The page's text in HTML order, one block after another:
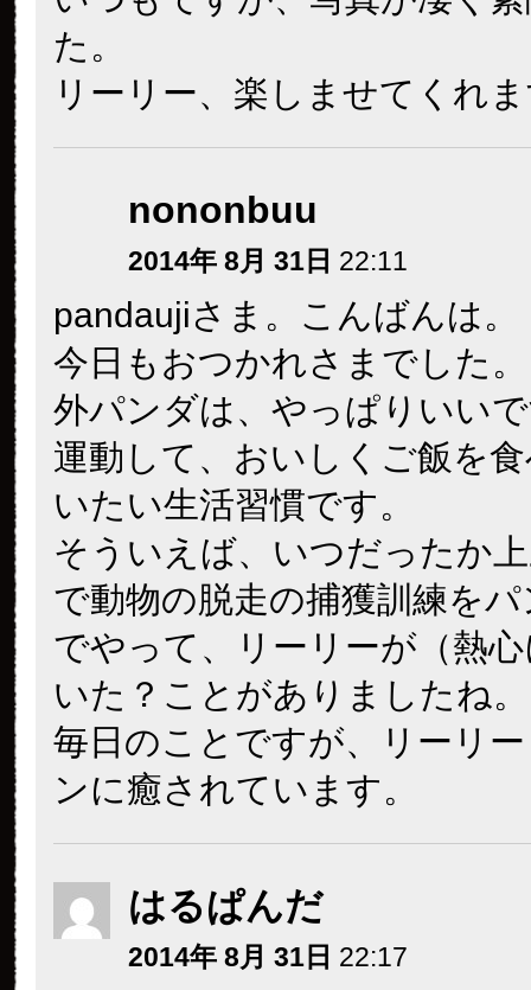
た。
リーリー、楽しませてくれ
nononbuu
2014年 8月 31日 22:11
pandaujiさま。こんばんは。
今日もおつかれさまでした。
外パンダは、やっぱりいい
運動して、おいしくご飯を
いたい生活習慣です。
そういえば、いつだったか
で動物の脱走の捕獲訓練を
でやって、リーリーが（熱
いた？ことがありましたね。
毎日のことですが、リーリ
ンに癒されています。
はるぱんだ
2014年 8月 31日 22:17